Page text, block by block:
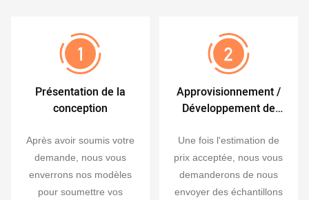
Présentation de la
conception
Après avoir soumis votre
demande, nous vous
enverrons nos modèles
pour soumettre vos
Approvisionnement /
Développement de
Une fois l'estimation de
prix acceptée, nous vous
demanderons de nous
envoyer des échantillons